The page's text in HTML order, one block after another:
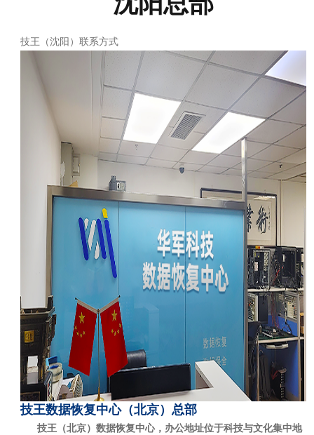
技王（沈阳）联系方式
技王数据恢复中心（北京）总部
技王（北京）数据恢复中心，办公地址位于科技与文化集中地